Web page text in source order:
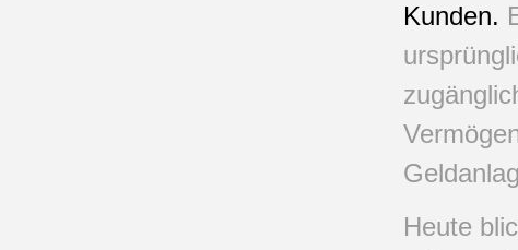
Kunden.
Heute